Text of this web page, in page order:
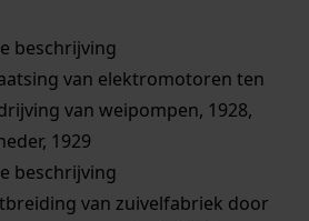
beschrijving
van elektromotoren ten
van weipompen, 1928,
1929
beschrijving
van zuivelfabriek door